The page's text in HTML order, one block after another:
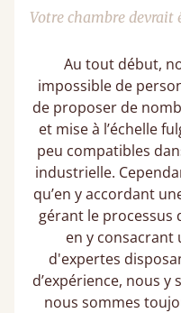
Votre chambre devrait
Au tout début,
impossible de
de proposer de
et mise à l’échelle
peu compatibles
industrielle.
qu’en y accordant
gérant le processus
en y consacrant
d'expertes
d’expérience, nous y
nous sommes